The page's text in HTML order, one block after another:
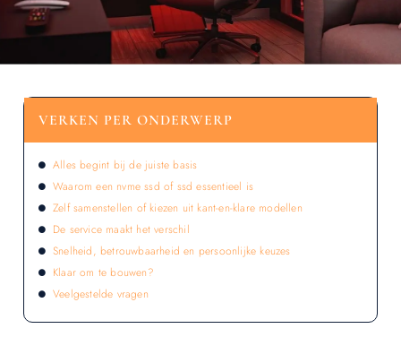
VERKEN PER ONDERWERP
Alles begint bij de juiste basis
Waarom een nvme ssd of ssd essentieel is
Zelf samenstellen of kiezen uit kant-en-klare modellen
De service maakt het verschil
Snelheid, betrouwbaarheid en persoonlijke keuzes
Klaar om te bouwen?
Veelgestelde vragen